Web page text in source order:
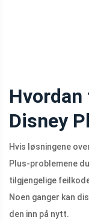
Disney
Hvis løsningene
Plus-problemene
tilgjengelige
Noen ganger kan
den inn på nytt.